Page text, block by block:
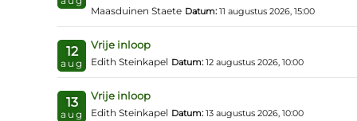
Maasduinen Staete Datum: 11 augustus 2026, 15:00
12
aug
Vrije inloop
Edith Steinkapel Datum: 12 augustus 2026, 10:00
13
aug
Vrije inloop
Edith Steinkapel Datum: 13 augustus 2026, 10:00